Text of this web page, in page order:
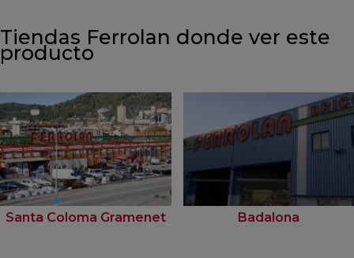
Tiendas Ferrolan donde ver este
producto
Santa Coloma Gramenet Badalona